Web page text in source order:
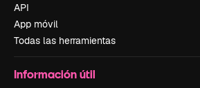
API
App móvil
Todas las herramientas
Información útil